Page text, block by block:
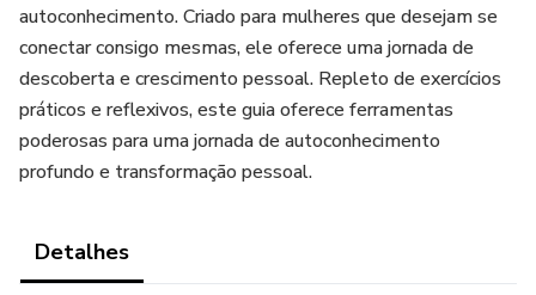
autoconhecimento. Criado para mulheres que desejam se
conectar consigo mesmas, ele oferece uma jornada de
descoberta e crescimento pessoal. Repleto de exercícios
práticos e reflexivos, este guia oferece ferramentas
poderosas para uma jornada de autoconhecimento
profundo e transformação pessoal.
Detalhes